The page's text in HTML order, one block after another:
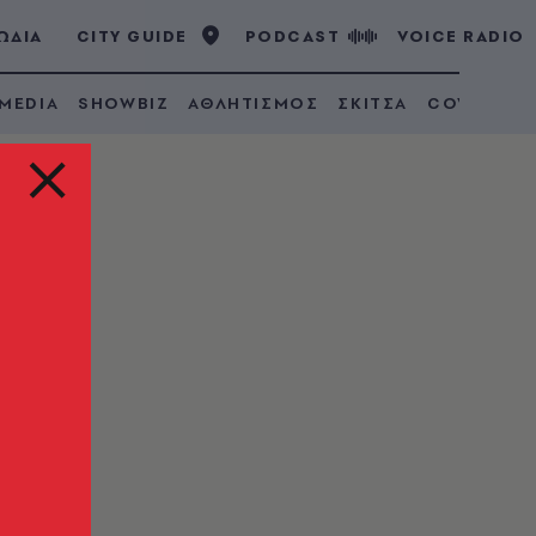
CITY GUIDE PODCAST VOICE RADIO
SHOWBIZ ΑΘΛΗΤΙΣΜΟΣ ΣΚΙΤΣΑ COVID 19